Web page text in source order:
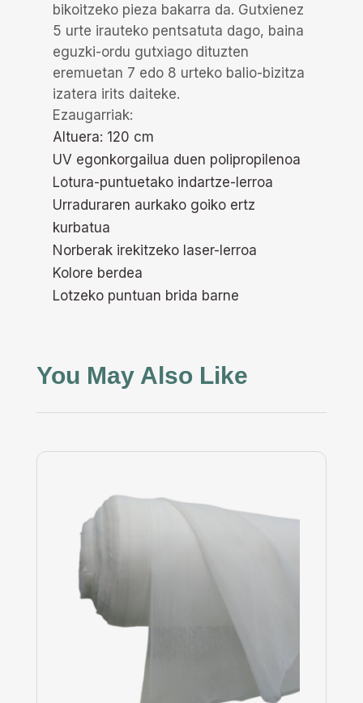
bikoitzeko pieza bakarra da. Gutxienez
5 urte irauteko pentsatuta dago, baina
eguzki-ordu gutxiago dituzten
eremuetan 7 edo 8 urteko balio-bizitza
izatera irits daiteke.
Ezaugarriak:
Altuera: 120 cm
UV egonkorgailua duen polipropilenoa
Lotura-puntuetako indartze-lerroa
Urraduraren aurkako goiko ertz
kurbatua
Norberak irekitzeko laser-lerroa
Kolore berdea
Lotzeko puntuan brida barne
You May Also Like